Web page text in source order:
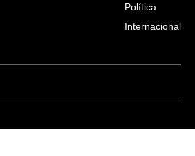
Política
Internacional